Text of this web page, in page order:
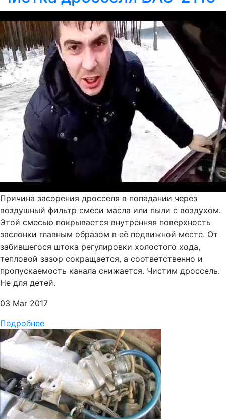
Причина засорения дросселя в попадании через
воздушный фильтр смеси масла или пыли с воздухом.
Этой смесью покрывается внутренняя поверхность
заслонки главным образом в её подвижной месте. От
забившегося штока регулировки холостого хода,
тепловой зазор сокращается, а соответственно и
пропускаемость канала снижается. Чистим дроссель.
Не для детей.
03 Mar 2017
Подробнее